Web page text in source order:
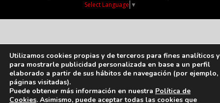
Select Language ▼
Utilizamos cookies propias y de terceros para fines analíticos y
para mostrarle publicidad personalizada en base a un perfil
elaborado a partir de sus hábitos de navegación (por ejemplo,
páginas visitadas).
Puede obtener más información en nuestra Política de
Cookies. Asimismo, puede aceptar todas las cookies que